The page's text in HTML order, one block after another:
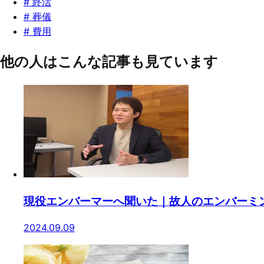
# 葬儀
# 費用
他の人はこんな記事も見ています
現役エンバーマーへ聞いた｜故人のエンバーミ
2024.09.09